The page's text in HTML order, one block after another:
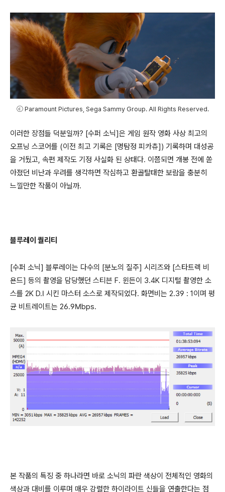
ⓒ Paramount Pictures, Sega Sammy Group. All Rights Reserved.
이러한 장점들 덕분일까? [수퍼 소닉]은 게임 원작 영화 사상 최고의
오프닝 스코어를 (이전 최고 기록은 [명탐정 피카츄]) 기록하며 대성공
을 거뒀고, 속편 제작도 기정 사실화 된 상태다. 이쯤되면 개봉 전에 쏟
아졌던 비난과 우려를 생각하면 작심하고 환골탈태한 보람을 충분히
느낄만한 작품이 아닐까.
블루레이 퀄리티
[수퍼 소닉] 블루레이는 다수의 [분노의 질주] 시리즈와 [스타트렉 비
욘드] 등의 촬영을 담당했던 스티븐 F. 윈든이 3.4K 디지털 촬영한 소
스를 2K D.I 시킨 마스터 소스로 제작되었다. 화면비는 2.39 : 1이며 평
균 비트레이트는 26.9Mbps.
본 작품의 특징 중 하나라면 바로 소닉의 파란 색상이 전체적인 영화의
색상과 대비를 이루며 매우 강렬한 하이라이트 신들을 연출한다는 점